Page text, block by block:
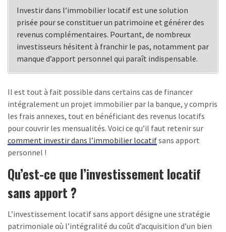
Investir dans l’immobilier locatif est une solution
prisée pour se constituer un patrimoine et générer des
revenus complémentaires. Pourtant, de nombreux
investisseurs hésitent à franchir le pas, notamment par
manque d’apport personnel qui paraît indispensable.
Il est tout à fait possible dans certains cas de financer
intégralement un projet immobilier par la banque, y compris
les frais annexes, tout en bénéficiant des revenus locatifs
pour couvrir les mensualités. Voici ce qu’il faut retenir sur
comment investir dans l’immobilier locatifsans apport
personnel !
Qu’est-ce que l’investissement locatif
sans apport ?
L’investissement locatif sans apport désigne une stratégie
patrimoniale où l’intégralité du coût d’acquisition d’un bien